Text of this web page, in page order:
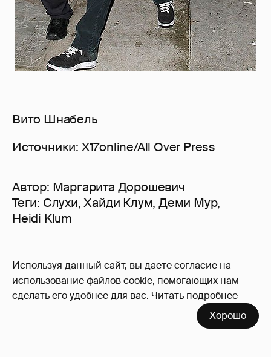
Используя данный сайт, вы даете согласие на
использование файлов cookie, помогающих нам
сделать его удобнее для вас. Читать подробнее
Хорошо
Вито Шнабель
Источники: X17online/All Over Press
Автор: Маргарита Дорошевич
Теги: Слухи,Хайди Клум,Деми Мур,
Heidi Klum
42
Войдите в аккаунт, чтобы читать и
оставлять комментарии